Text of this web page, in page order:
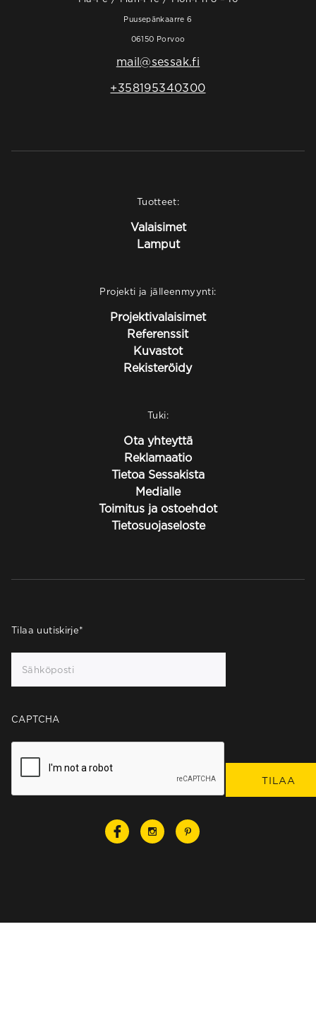
Puusepänkaarre 6
06150 Porvoo
mail@sessak.fi
+358195340300
Tuotteet:
Valaisimet
Lamput
Projekti ja jälleenmyynti:
Projektivalaisimet
Referenssit
Kuvastot
Rekisteröidy
Tuki:
Ota yhteyttä
Reklamaatio
Tietoa Sessakista
Medialle
Toimitus ja ostoehdot
Tietosuojaseloste
Tilaa uutiskirje*
CAPTCHA